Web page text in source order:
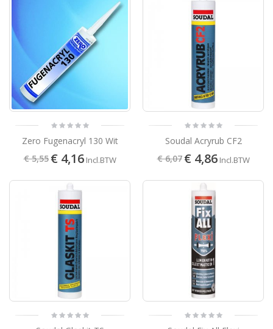
Zero Fugenacryl 130 Wit
€ 5,55 € 4,16 Incl.BTW
Soudal Acryrub CF2
€ 6,07 € 4,86 Incl.BTW